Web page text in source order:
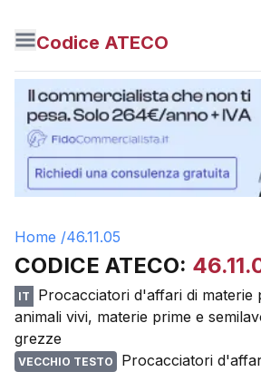
Codice ATECO
Home /46.11.05
CODICE ATECO:
IT
Procacciatori d'affari di materie
animali vivi, materie prime e
grezze
VECCHIO TESTO
Procacciatori